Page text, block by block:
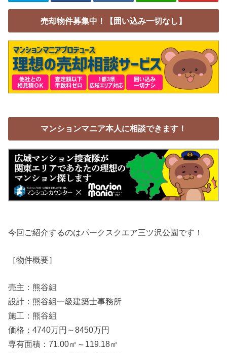
売却物件募集中！【囲い込み一切なし】
マンションマニア本人に相談できます！
今回ご紹介するのはパークスクエア三ツ沢公園です！
［物件概要］
売主：熊谷組
設計：熊谷組一級建築士事務所
施工：熊谷組
価格：4740万円～8450万円
専有面積：71.00㎡～119.18㎡